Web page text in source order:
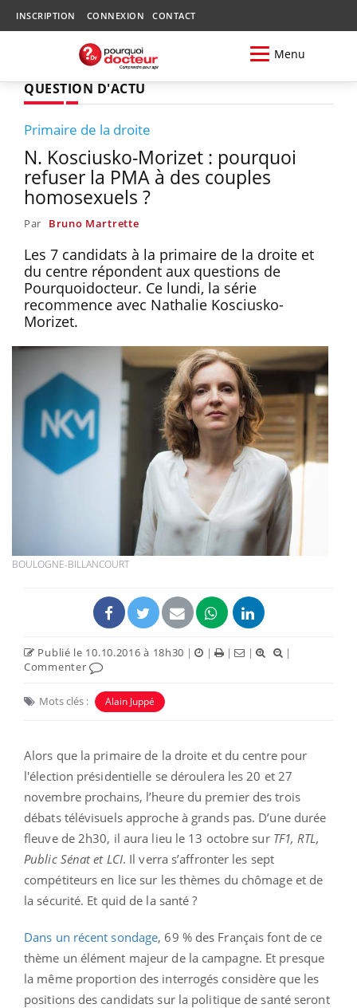
INSCRIPTION CONNEXION CONTACT
Menu
QUESTION D'ACTU
Primaire de la droite
N. Kosciusko-Morizet : pourquoi
refuser la PMA à des couples
homosexuels ?
Par Bruno Martrette
Les 7 candidats à la primaire de la droite et
du centre répondent aux questions de
Pourquoidocteur. Ce lundi, la série
recommence avec Nathalie Kosciusko-
Morizet.
BOULOGNE-BILLANCOURT
Publié le 10.10.2016 à 18h30 | | | |
|
Commenter
Mots clés : Alain Juppé
Alors que la primaire de la droite et du centre pour
l'élection présidentielle se déroulera les 20 et 27
novembre prochains, l’heure du premier des trois
débats télévisuels approche à grands pas. D’une durée
fleuve de 2h30, il aura lieu le 13 octobre sur TF1, RTL,
Public Sénat et LCI. Il verra s’affronter les sept
compétiteurs en lice sur les thèmes du chômage et de
la sécurité. Et quid de la santé ?
Dans un récent sondage, 69 % des Français font de ce
thème un élément majeur de la campagne. Et presque
la même proportion des interrogés considère que les
positions des candidats sur la politique de santé seront